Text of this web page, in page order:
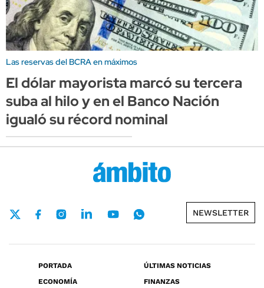
Las reservas del BCRA en máximos
El dólar mayorista marcó su tercera
suba al hilo y en el Banco Nación
igualó su récord nominal
NEWSLETTER
PORTADA
ÚLTIMAS NOTICIAS
ECONOMÍA
FINANZAS